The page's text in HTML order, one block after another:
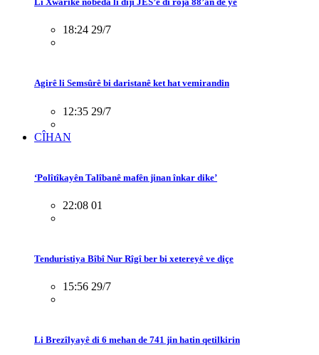
18:24 29/7
Agirê li Semsûrê bi daristanê ket hat vemirandin
12:35 29/7
CÎHAN
‘Polîtîkayên Talîbanê mafên jinan înkar dike’
22:08 01
Tenduristiya Bîbî Nur Rîgî ber bi xetereyê ve diçe
15:56 29/7
Li Brezîlyayê di 6 mehan de 741 jin hatin qetilkirin